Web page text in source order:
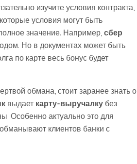
изучите условия контракта,
условия могут быть
значение. Например, сбер
Но в документах может быть
по карте весь бонус будет
обмана, стоит заранее знать о
выдает карту-выручалку без
Особенно актуально это для
клиентов банки с